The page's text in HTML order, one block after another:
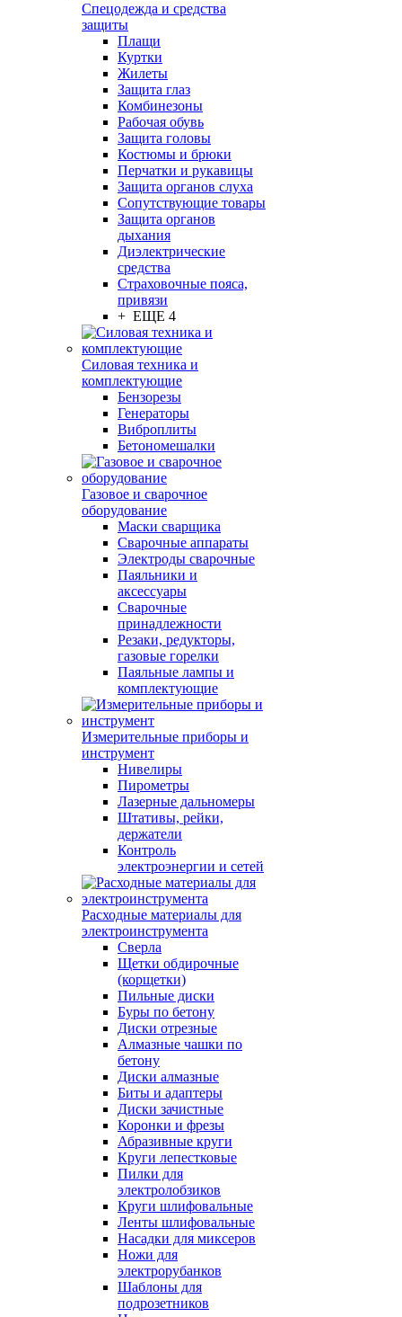
Спецодежда и средства
защиты
Плащи
Куртки
Жилеты
Защита глаз
Комбинезоны
Рабочая обувь
Защита головы
Костюмы и брюки
Перчатки и рукавицы
Защита органов слуха
Сопутствующие товары
Защита органов
дыхания
Диэлектрические
средства
Страховочные пояса,
привязи
+ ЕЩЕ 4
Силовая техника и
комплектующие
Бензорезы
Генераторы
Виброплиты
Бетономешалки
Газовое и сварочное
оборудование
Маски сварщика
Сварочные аппараты
Электроды сварочные
Паяльники и
аксессуары
Сварочные
принадлежности
Резаки, редукторы,
газовые горелки
Паяльные лампы и
комплектующие
Измерительные приборы и
инструмент
Нивелиры
Пирометры
Лазерные дальномеры
Штативы, рейки,
держатели
Контроль
электроэнергии и сетей
Расходные материалы для
электроинструмента
Сверла
Щетки обдирочные
(корщетки)
Пильные диски
Буры по бетону
Диски отрезные
Алмазные чашки по
бетону
Диски алмазные
Биты и адаптеры
Диски зачистные
Коронки и фрезы
Абразивные круги
Круги лепестковые
Пилки для
электролобзиков
Круги шлифовальные
Ленты шлифовальные
Насадки для миксеров
Ножи для
электрорубанков
Шаблоны для
подрозетников